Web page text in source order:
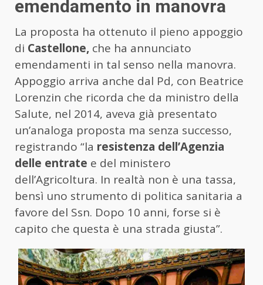
emendamento in manovra
La proposta ha ottenuto il pieno appoggio
di Castellone, che ha annunciato
emendamenti in tal senso nella manovra.
Appoggio arriva anche dal Pd, con Beatrice
Lorenzin che ricorda che da ministro della
Salute, nel 2014, aveva già presentato
un’analoga proposta ma senza successo,
registrando “la resistenza dell’Agenzia
delle entrate e del ministero
dell’Agricoltura. In realtà non è una tassa,
bensì uno strumento di politica sanitaria a
favore del Ssn. Dopo 10 anni, forse si è
capito che questa è una strada giusta”.